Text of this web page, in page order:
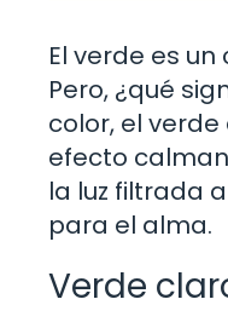
El verde es
Pero, ¿qué
color, el
efecto
la luz filtrada
para el alma.
Verde